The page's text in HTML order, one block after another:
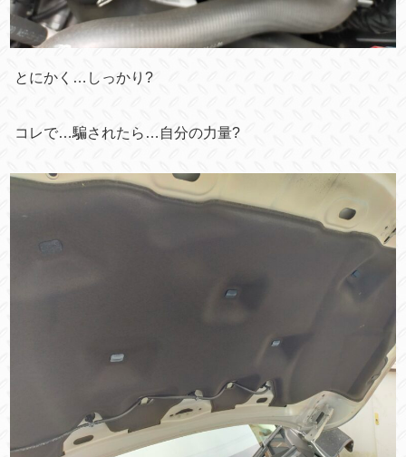
とにかく…しっかり?
コレで…騙されたら…自分の力量?